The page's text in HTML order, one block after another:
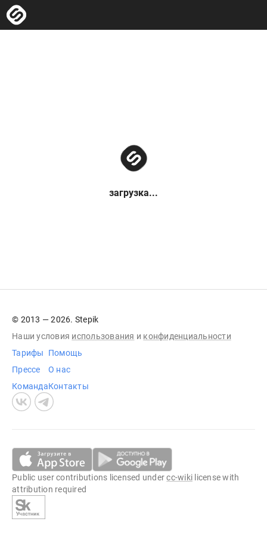
загрузка...
© 2013 — 2026. Stepik
Наши условия использования и конфиденциальности
Тарифы
Прессе
Команда
Помощь
О нас
Контакты
Public user contributions licensed undercc-wiki license with
attribution required